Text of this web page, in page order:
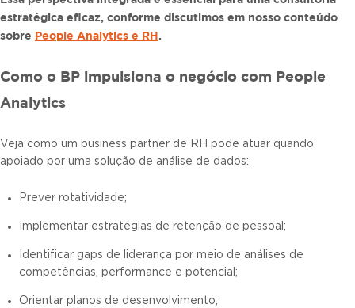
estratégica eficaz, conforme discutimos em nosso conteúdo
sobre People Analytics e RH.
Como o BP impulsiona o negócio com People
Analytics
Veja como um business partner de RH pode atuar quando
apoiado por uma solução de análise de dados:
Prever rotatividade;
Implementar estratégias de retenção de pessoal;
Identificar gaps de liderança por meio de análises de
competências, performance e potencial;
Orientar planos de desenvolvimento;